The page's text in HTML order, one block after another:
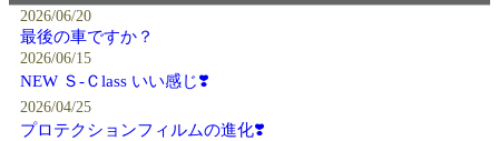
2026/06/20
最後の車ですか？
2026/06/15
NEW Ｓ-Ｃlass いい感じ❣️
2026/04/25
プロテクションフィルムの進化❣️